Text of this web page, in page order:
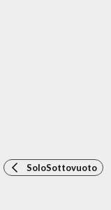
SoloSottovuoto